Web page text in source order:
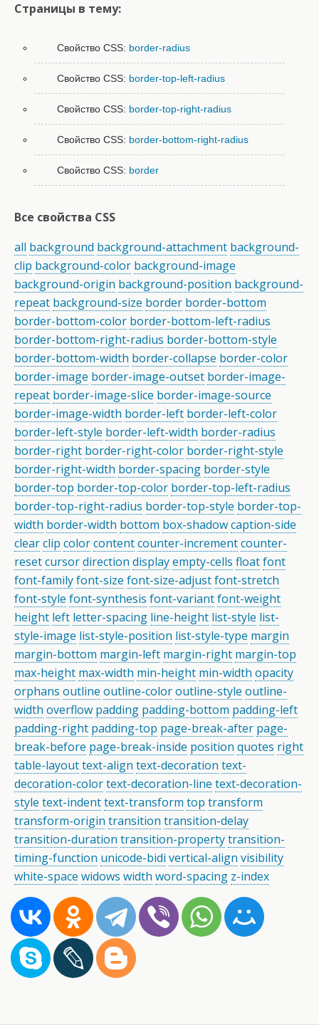
Страницы в тему:
Свойство CSS: border-radius
Свойство CSS: border-top-left-radius
Свойство CSS: border-top-right-radius
Свойство CSS: border-bottom-right-radius
Свойство CSS: border
Все свойства CSS
all background background-attachment background-
clip background-color background-image
background-origin background-position background-
repeat background-size border border-bottom
border-bottom-color border-bottom-left-radius
border-bottom-right-radius border-bottom-style
border-bottom-width border-collapse border-color
border-image border-image-outset border-image-
repeat border-image-slice border-image-source
border-image-width border-left border-left-color
border-left-style border-left-width border-radius
border-right border-right-color border-right-style
border-right-width border-spacing border-style
border-top border-top-color border-top-left-radius
border-top-right-radius border-top-style border-top-
width border-width bottom box-shadowcaption-side
clearclip colorcontentcounter-incrementcounter-
resetcursordirection displayempty-cells floatfont
font-familyfont-size font-size-adjustfont-stretch
font-style font-synthesis font-variantfont-weight
height left letter-spacing line-height list-style list-
style-image list-style-position list-style-type margin
margin-bottom margin-left margin-right margin-top
max-height max-width min-height min-width opacity
orphans outline outline-coloroutline-style outline-
width overflow padding padding-bottom padding-left
padding-right padding-top page-break-after page-
break-before page-break-inside position quotes right
table-layouttext-align text-decoration text-
decoration-colortext-decoration-line text-decoration-
style text-indenttext-transform top transform
transform-origin transition transition-delay
transition-duration transition-propertytransition-
timing-function unicode-bidi vertical-align visibility
white-space widows width word-spacing z-index